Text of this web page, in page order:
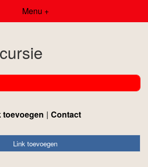
Menu +
toevoegen Contact
Link toevoegen